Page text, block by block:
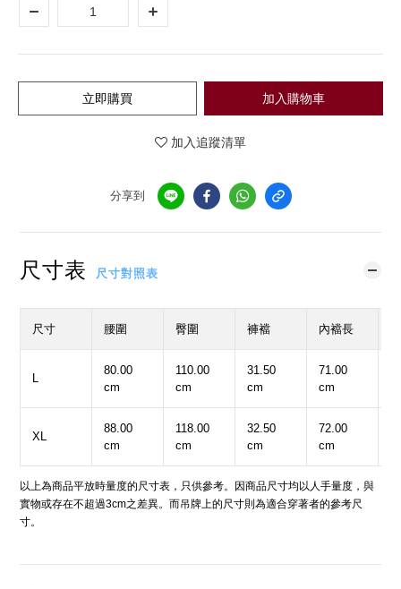
加入購物車
立即購買
加入追蹤清單
分享到
尺寸表 尺寸對照表
尺寸 腰圍 臀圍 褲襠 內襠長
L
80.00
cm
110.00
cm
31.50
cm
71.00
cm
XL
88.00
cm
118.00
cm
32.50
cm
72.00
cm
以上為商品平放時量度的尺寸表，只供參考。因商品尺寸均以人手量度，與
實物或存在不超過3cm之差異。而吊牌上的尺寸則為適合穿著者的參考尺
寸。